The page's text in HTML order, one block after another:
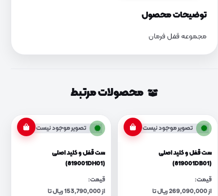
توضیحات محصول
مجموعه قفل فرمان
محصولات مرتبط
تصویر موجود نیست
ست قفل و کلید اصلی
(819001DB01)
قیمت:
از 269,090,000 ریال تا
تصویر موجود نیست
ست قفل و کلید اصلی
(819001DH01)
قیمت:
از 153,790,000 ریال تا